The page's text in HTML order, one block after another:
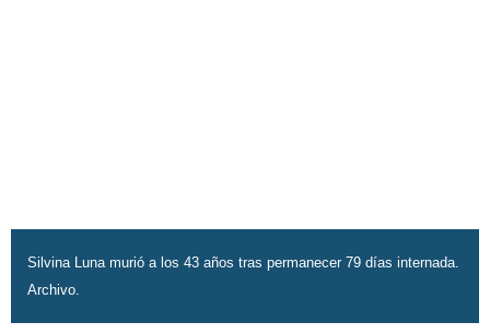
Silvina Luna murió a los 43 años tras permanecer 79 días internada.
Archivo.